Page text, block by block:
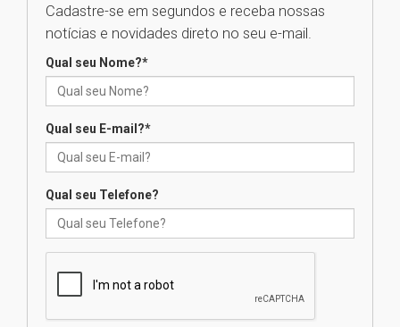
Universidade Mackenzie
realizará nova edição da Feira
das novas tecnologias em
calouros do segundo semestre
04.08.2026
Cadastre-se em segundos e receba nossas
notícias e novidades direto no seu e-mail.
Qual seu Nome?*
Qual seu E-mail?*
Qual seu Telefone?